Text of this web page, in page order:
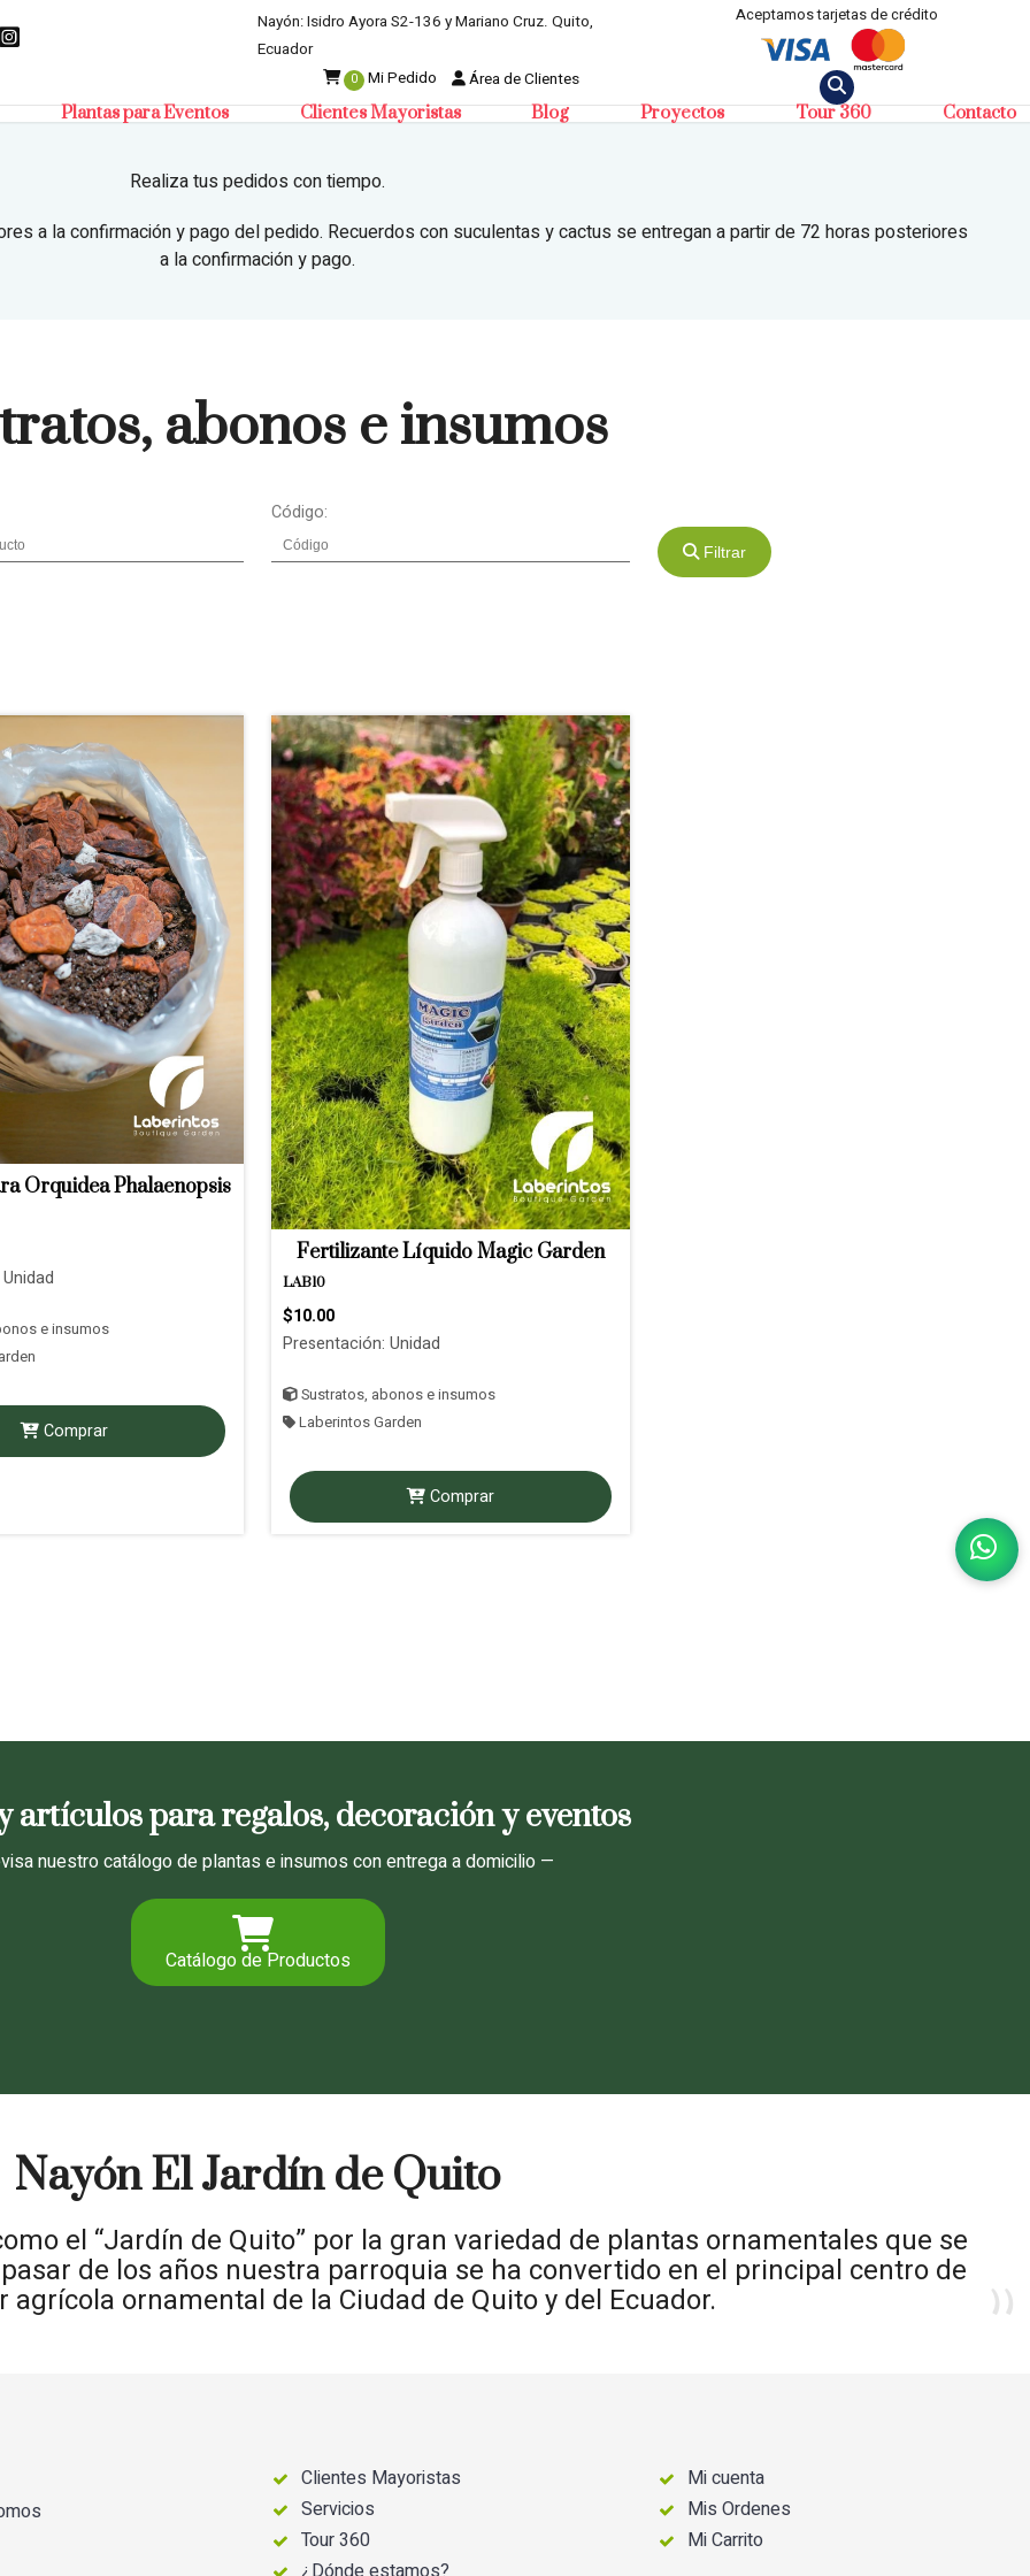
Nayón: Isidro Ayora S2-136 y Mariano Cruz. Quito,
Ecuador
0 Mi Pedido Área de Clientes
Aceptamos tarjetas de crédito
Plantas para Eventos Clientes Mayoristas Blog Proyectos Tour 360 Contacto
Realiza tus pedidos con tiempo.
a la confirmación y pago del pedido. Recuerdos con suculentas y cactus se entregan a partir de 72 horas posteriores
a la confirmación y pago.
abonos e insumos
Código:
Filtrar
Orquidea Phalaenopsis
e insumos
Comprar
Fertilizante Líquido Magic Garden
LAB10
$10.00
Presentación: Unidad
Sustratos, abonos e insumos
Laberintos Garden
Comprar
artículos para regalos, decoración y eventos
nuestro catálogo de plantas e insumos con entrega a domicilio —
Catálogo de Productos
Nayón El Jardín de Quito
el “Jardín de Quito” por la gran variedad de plantas ornamentales que se
de los años nuestra parroquia se ha convertido en el principal centro de
agrícola ornamental de la Ciudad de Quito y del Ecuador.
Clientes Mayoristas
Servicios
Tour 360
Mi cuenta
Mis Ordenes
Mi Carrito